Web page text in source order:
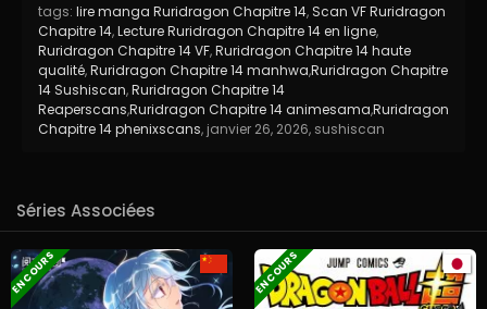
tags: lire manga Ruridragon Chapitre 14, Scan VF Ruridragon
Chapitre 14,Lecture Ruridragon Chapitre 14 en ligne,
Ruridragon Chapitre 14 VF,Ruridragon Chapitre 14 haute
qualité,Ruridragon Chapitre 14 manhwa,Ruridragon Chapitre
14 Sushiscan,Ruridragon Chapitre 14
Reaperscans,Ruridragon Chapitre 14 animesama,Ruridragon
Chapitre 14 phenixscans, janvier 26, 2026, sushiscan
Séries Associées
EN COURS EN COURS